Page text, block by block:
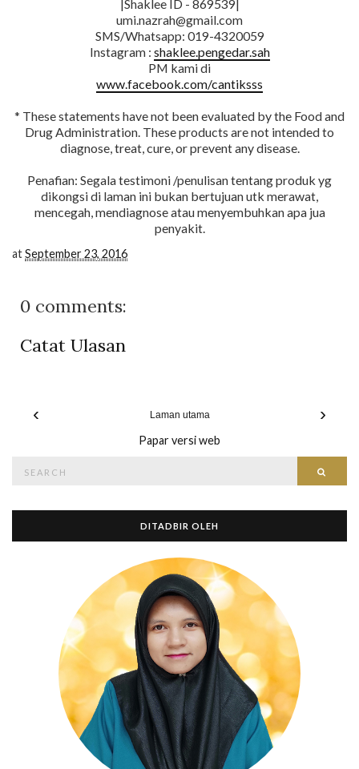
|Shaklee ID - 869539|
umi.nazrah@gmail.com
SMS/Whatsapp: 019-4320059
Instagram : shaklee.pengedar.sah
PM kami di
www.facebook.com/cantiksss
* These statements have not been evaluated by the Food and
Drug Administration. These products are not intended to
diagnose, treat, cure, or prevent any disease.
Penafian: Segala testimoni /penulisan tentang produk yg
dikongsi di laman ini bukan bertujuan utk merawat,
mencegah, mendiagnose atau menyembuhkan apa jua
penyakit.
atSeptember 23, 2016
0 comments:
Catat Ulasan
‹ ›
Laman utama
Papar versi web
for:
DITADBIR OLEH